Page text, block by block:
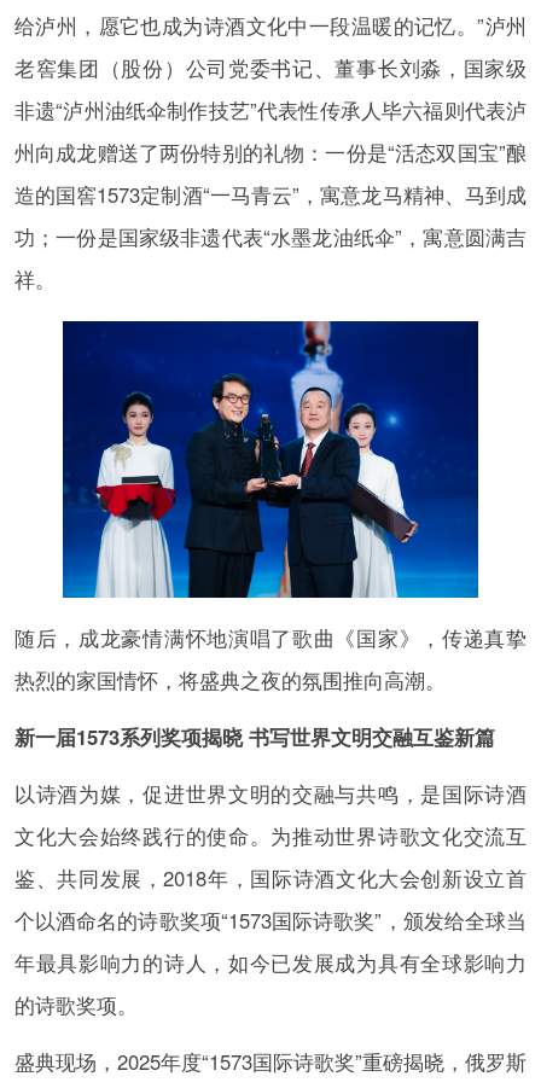
给泸州，愿它也成为诗酒文化中一段温暖的记忆。”泸州
老窖集团（股份）公司党委书记、董事长刘淼，国家级
非遗“泸州油纸伞制作技艺”代表性传承人毕六福则代表泸
州向成龙赠送了两份特别的礼物：一份是“活态双国宝”酿
造的国窖1573定制酒“一马青云”，寓意龙马精神、马到成
功；一份是国家级非遗代表“水墨龙油纸伞”，寓意圆满吉
祥。
随后，成龙豪情满怀地演唱了歌曲《国家》，传递真挚
热烈的家国情怀，将盛典之夜的氛围推向高潮。
新一届1573系列奖项揭晓 书写世界文明交融互鉴新篇
以诗酒为媒，促进世界文明的交融与共鸣，是国际诗酒
文化大会始终践行的使命。为推动世界诗歌文化交流互
鉴、共同发展，2018年，国际诗酒文化大会创新设立首
个以酒命名的诗歌奖项“1573国际诗歌奖”，颁发给全球当
年最具影响力的诗人，如今已发展成为具有全球影响力
的诗歌奖项。
盛典现场，2025年度“1573国际诗歌奖”重磅揭晓，俄罗斯